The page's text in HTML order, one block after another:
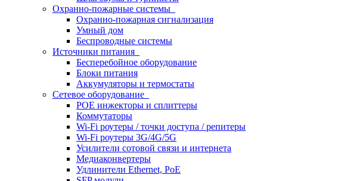
Охранно-пожарные системы
Охранно-пожарная сигнализация
Умный дом
Беспроводные системы
Источники питания
Бесперебойное оборудование
Блоки питания
Аккумуляторы и термостаты
Сетевое оборудование
POE инжекторы и сплиттеры
Коммутаторы
Wi-Fi роутеры / точки доступа / репитеры
Wi-Fi роутеры 3G/4G/5G
Усилители сотовой связи и интернета
Медиаконвертеры
Удлинители Ethernet, PoE